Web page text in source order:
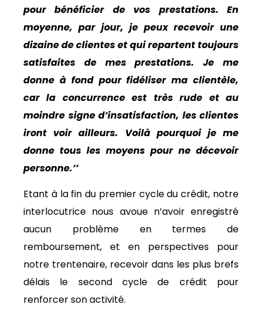
pour bénéficier de vos prestations. En
moyenne, par jour, je peux recevoir une
dizaine de clientes et qui repartent toujours
satisfaites de mes prestations. Je me
donne à fond pour fidéliser ma clientèle,
car la concurrence est très rude et au
moindre signe d’insatisfaction, les clientes
iront voir ailleurs. Voilà pourquoi je me
donne tous les moyens pour ne décevoir
personne.’’
Etant à la fin du premier cycle du crédit, notre
interlocutrice nous avoue n’avoir enregistré
aucun problème en termes de
remboursement, et en perspectives pour
notre trentenaire, recevoir dans les plus brefs
délais le second cycle de crédit pour
renforcer son activité.